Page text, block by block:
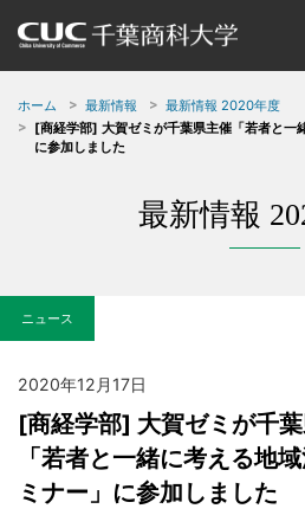
ホーム 最新情報
最新情報 2020年度
[商経学部] 大賀ゼミが千葉県主催「若者と一
に参加しました
最新情報
ニュース
2020年12月17日
[商経学部] 大賀ゼミが千
「若者と一緒に考える地
ミナー」に参加しました